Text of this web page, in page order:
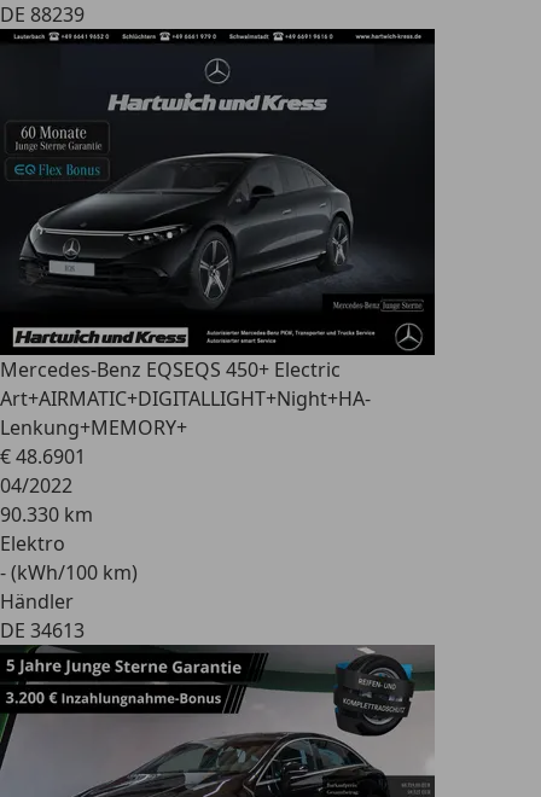
DE 88239
Mercedes-Benz EQSEQS 450+ Electric
Art+AIRMATIC+DIGITALLIGHT+Night+HA-
Lenkung+MEMORY+
€ 48.6901
04/2022
90.330 km
Elektro
- (kWh/100 km)
Händler
DE 34613